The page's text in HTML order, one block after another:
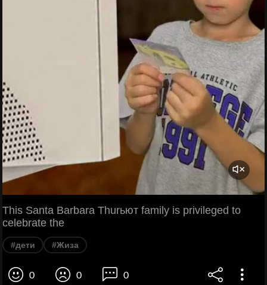
This Santa Barbara Thurьют family is privileged to
celebrate the
#дети #Жиза
0 0 0